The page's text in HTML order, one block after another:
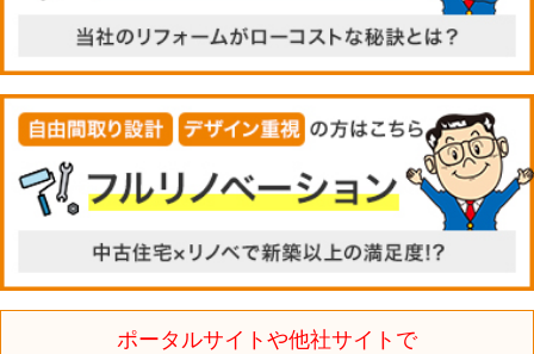
ポータルサイトや他社サイトで